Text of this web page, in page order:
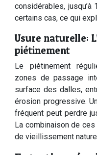
considérables,
certains cas, ce qui
Usure naturelle:
piétinement
Le piétinement
zones de passage
surface des dalles,
érosion progressive.
fréquent peut perdre
La combinaison de
de vieillissement